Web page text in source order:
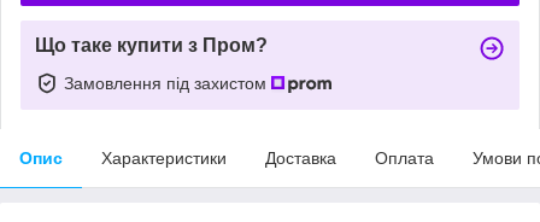
Що таке купити з Пром?
Замовлення під захистом
Опис Характеристики Доставка Оплата Умови